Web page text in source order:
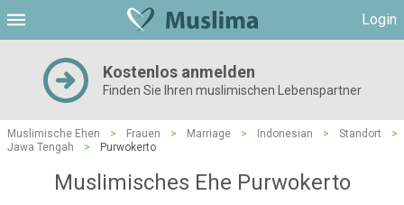
Login
Kostenlos anmelden
Finden Sie Ihren muslimischen Lebenspartner
Muslimische Ehen > Frauen > Marriage > Indonesian > Standort
>
Jawa Tengah
> Purwokerto
Muslimisches Ehe Purwokerto